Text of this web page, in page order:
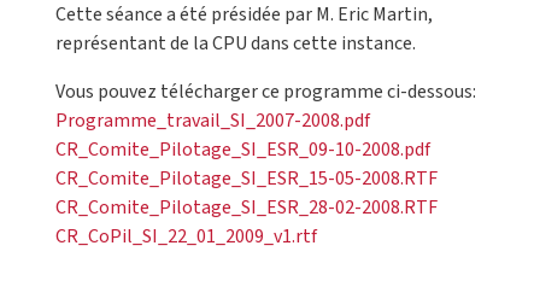
Cette séance a été présidée par M. Eric Martin,
représentant de la CPU dans cette instance.
Vous pouvez télécharger ce programme ci-dessous:
Programme_travail_SI_2007-2008.pdf
CR_Comite_Pilotage_SI_ESR_09-10-2008.pdf
CR_Comite_Pilotage_SI_ESR_15-05-2008.RTF
CR_Comite_Pilotage_SI_ESR_28-02-2008.RTF
CR_CoPil_SI_22_01_2009_v1.rtf